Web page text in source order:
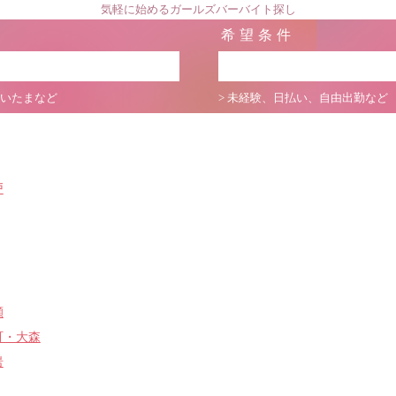
気軽に始めるガールズバーバイト探し
たまなど
希望条件
> 未経験、日払い、自由出勤など
・大森